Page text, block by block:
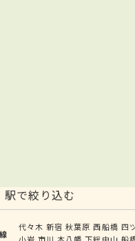
駅で絞り込む
代々木 新宿 秋葉原 西船橋 四